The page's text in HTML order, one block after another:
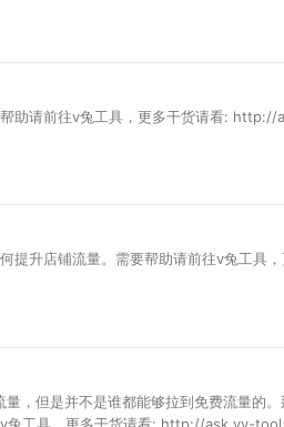
助请前往v兔工具，更多干货请看:
提升店铺流量。需要帮助请前往v兔工
，但是并不是谁都能够拉到免费流量的
v兔工具，更多干货请看: http://ask.vv-